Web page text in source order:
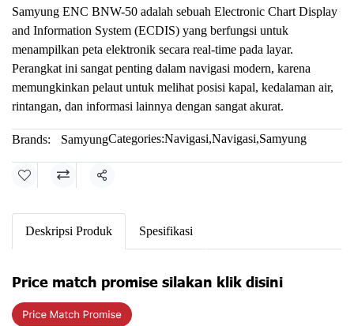
Samyung ENC BNW-50 adalah sebuah Electronic Chart Display
and Information System (ECDIS) yang berfungsi untuk
menampilkan peta elektronik secara real-time pada layar.
Perangkat ini sangat penting dalam navigasi modern, karena
memungkinkan pelaut untuk melihat posisi kapal, kedalaman air,
rintangan, dan informasi lainnya dengan sangat akurat.
Brands: SamyungCategories:Navigasi,Navigasi,Samyung
Share
Deskripsi Produk Spesifikasi
Price match promise silakan klik disini